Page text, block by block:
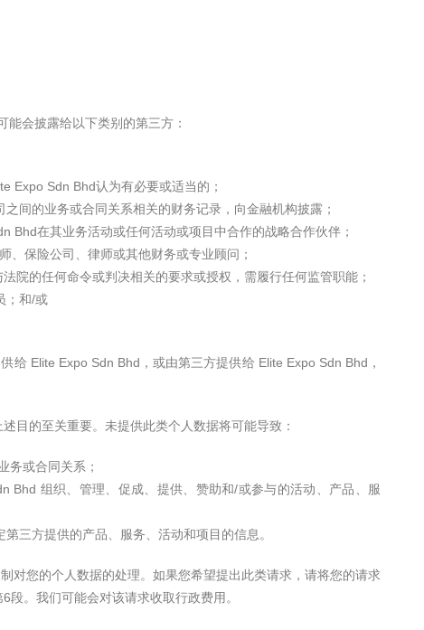
会披露给以下类别的第三方：
Expo Sdn Bhd认为有必要或适当的；
间的业务或合同关系相关的财务记录，向金融机构披露；
Bhd在其业务活动或任何活动或项目中合作的战略合作伙伴；
、保险公司、律师或其他财务或专业顾问；
院的任何命令或判决相关的要求或授权，需履行任何监管职能；
；和/或
给 Elite Expo Sdn Bhd，或由第三方提供给 Elite Expo Sdn Bhd，
目的至关重要。未提供此类个人数据将可能导致：
务或合同关系；
Bhd 组织、管理、促成、提供、赞助和/或参与的活动、产品、服
三方提供的产品、服务、活动和项目的信息。
对您的个人数据的处理。如果您希望提出此类请求，请将您的请求
。我们可能会对该请求收取行政费用。